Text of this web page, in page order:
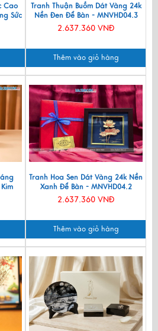
Cao
Sức
Tranh Thuận Buồm Dát Vàng 24k
Nền Đen Để Bàn - MNVHD04.3
2.637.360 VNĐ
Thêm vào giỏ hàng
Tranh Hoa Sen Dát Vàng 24k Nền
Xanh Để Bàn - MNVHD04.2
2.637.360 VNĐ
Thêm vào giỏ hàng